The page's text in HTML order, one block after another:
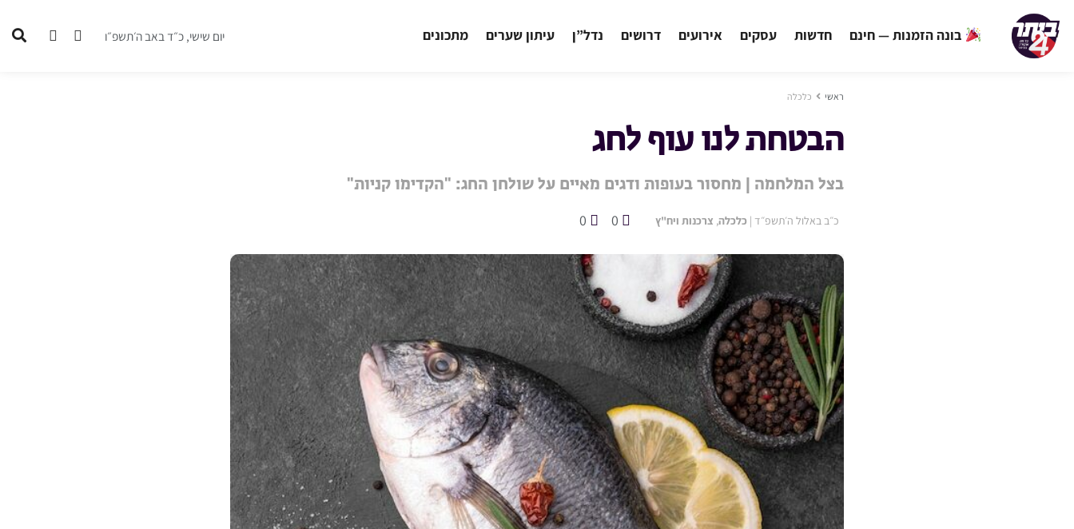
בונה הזמנות — חינם חדשות עסקים אירועים דרושים נדל”ן עיתון שערים מתכונים יום שישי, כ״ד באב ה׳תשפ״ו
ראשי כלכלה
הבטחת לנו עוף לחג
בצל המלחמה | מחסור בעופות ודגים מאיים על שולחן החג: "הקדימו קניות"
כ״ב באלול ה׳תשפ״ד | כלכלה, צרכנות ויח"ץ 0
0